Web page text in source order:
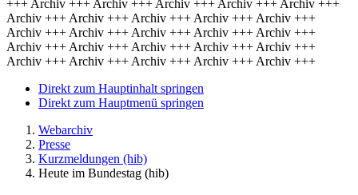
+++ Archiv +++ Archiv +++ Archiv +++ Archiv +++ Archiv +++
Archiv +++ Archiv +++ Archiv +++ Archiv +++ Archiv +++
Archiv +++ Archiv +++ Archiv +++ Archiv +++ Archiv +++
Archiv +++ Archiv +++ Archiv +++ Archiv +++ Archiv +++
Archiv +++ Archiv +++ Archiv +++ Archiv +++ Archiv +++
Direkt zum Hauptinhalt springen
Direkt zum Hauptmenü springen
Webarchiv
Presse
Kurzmeldungen (hib)
Heute im Bundestag (hib)